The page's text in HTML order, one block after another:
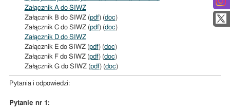
Załącznik A do SIWZ
Załącznik B do SIWZ (pdf) (doc)
Załącznik C do SIWZ (pdf) (doc)
Załącznik D do SIWZ
Załącznik E do SIWZ (pdf) (doc)
Załącznik F do SIWZ (pdf) (doc)
Załącznik G do SIWZ (pdf) (doc)
Pytania i odpowiedzi:
Pytanie nr 1: